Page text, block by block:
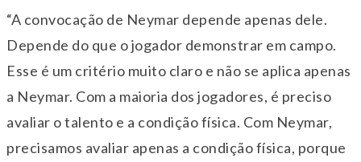
“A convocação de Neymar depende apenas dele.
Depende do que o jogador demonstrar em campo.
Esse é um critério muito claro e não se aplica apenas
a Neymar. Com a maioria dos jogadores, é preciso
avaliar o talento e a condição física. Com Neymar,
precisamos avaliar apenas a condição física, porque